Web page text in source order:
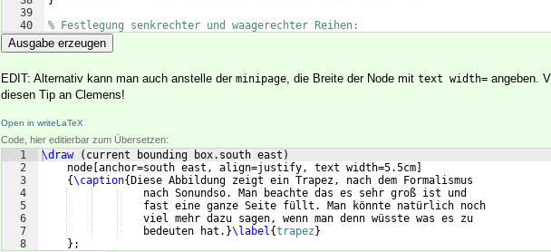
39
40
41
% Festlegung senkrechter und waagerechter Reihen:
\foreach \n
Ausgabe erzeugen
EDIT: Alternativ kann man auch anstelle der minipage, die Breite der Node mit text width= angeben.
diesen Tip an Clemens!
Open in writeLaTeX
Code, hier editierbar zum Übersetzen:
1
2
3
4
5
6
7
8
\draw ( current bounding box.south east )
    node
anchor=south east, align=justify, text width=5.5cm
{\caption{ Diese Abbildung zeigt ein Trapez, nach dem Formalismus
    nach Sonundso. Man beachte das es sehr groß ist und
    fast eine ganze Seite füllt. Man könnte natürlich noch
    viel mehr dazu sagen, wenn man denn wüsste was es zu
    bedeuten hat.
}\label{trapez }
} ;